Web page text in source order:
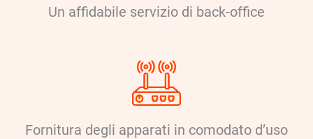
Un affidabile servizio di back-office
Fornitura degli apparati in comodato d’uso